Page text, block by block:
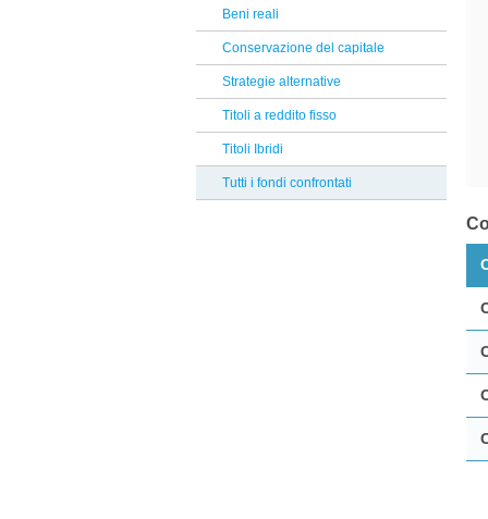
Reclami Assicurativi
Reclami Servizio di Investimento
Riverfield
Generali
Nord Est
Amundi
M&G investments
Safe Capital SICAV
Beni reali
Conservazione del capitale
Strategie alternative
Titoli a reddito fisso
Titoli Ibridi
Tutti i fondi confrontati